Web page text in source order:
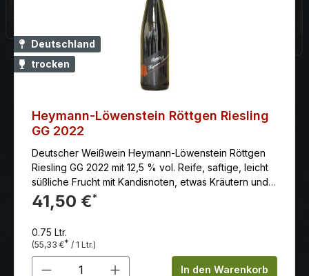
Deutschland
trocken
Heymann-Löwenstein Röttgen Riesling
GG 2022
Deutscher Weißwein Heymann-Löwenstein Röttgen
Riesling GG 2022 mit 12,5 % vol. Reife, saftige, leicht
süßliche Frucht mit Kandisnoten, etwas Kräutern und
kandiert-floralen Tönen, sehr feine, lebendige Säure,
ein Hauch Gerbstoff, gute Substanz und
nussige Töne, erdige Mineralik, sehr guter, fester,
saftiger und kräuterig-würziger Abgang
41,50 €*
0.75 Ltr.
(55,33 €* / 1 Ltr.)
Produkt Anzahl: Gib denIn den Warenkorb